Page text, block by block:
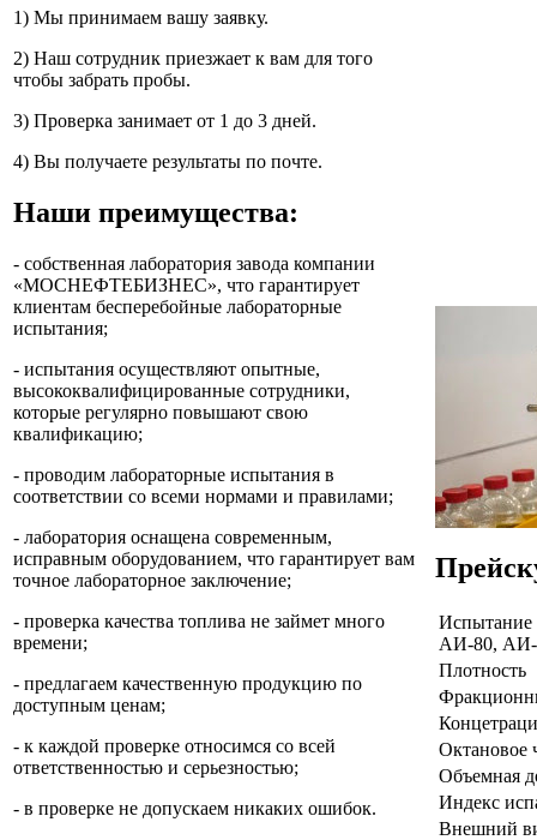
1) Мы принимаем вашу заявку.
2) Наш сотрудник приезжает к вам для того
чтобы забрать пробы.
3) Проверка занимает от 1 до 3 дней.
4) Вы получаете результаты по почте.
Наши преимущества:
- собственная лаборатория завода компании
«МОСНЕФТЕБИЗНЕС», что гарантирует
клиентам бесперебойные лабораторные
испытания;
- испытания осуществляют опытные,
высококвалифицированные сотрудники,
которые регулярно повышают свою
квалификацию;
- проводим лабораторные испытания в
соответствии со всеми нормами и правилами;
- лаборатория оснащена современным,
исправным оборудованием, что гарантирует вам
точное лабораторное заключение;
- проверка качества топлива не займет много
времени;
- предлагаем качественную продукцию по
доступным ценам;
- к каждой проверке относимся со всей
ответственностью и серьезностью;
- в проверке не допускаем никаких ошибок.
Испытание
АИ-80,
Плотность
Октановое
Объемная
Индекс
Внешний